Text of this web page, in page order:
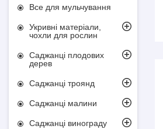
Все для мульчування
Укривні матеріали,
чохли для рослин
Саджанці плодових
дерев
Саджанці троянд
Саджанці малини
Саджанці винограду